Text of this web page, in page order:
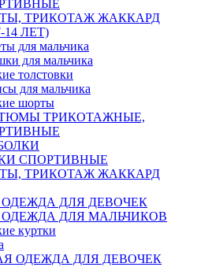
ТРИКОТАЖ ЖАККАРД
ЛЕТ)
для мальчика
для мальчика
толстовки
для мальчика
шорты
ТРИКОТАЖНЫЕ,
СПОРТИВНЫЕ
ТРИКОТАЖ ЖАККАРД
ДЛЯ ДЕВОЧЕК
ОДЕЖДА ДЛЯ МАЛЬЧИКОВ
куртки
ОДЕЖДА ДЛЯ ДЕВОЧЕК